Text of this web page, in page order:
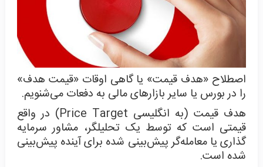
اصطلاح «هدف قیمت» یا گاهی اوقات «قیمت هدف»
را در بورس یا سایر بازارهای مالی به دفعات می‌شنویم.
هدف قیمت (به انگلیسی Price Target) در واقع
قیمتی است که توسط یک تحلیلگر، مشاور سرمایه
گذاری یا معامله‌گر پیش‌بینی شده برای آینده پیش‌بینی
شده است.